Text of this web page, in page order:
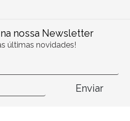
nossa Newsletter
últimas novidades!
Enviar